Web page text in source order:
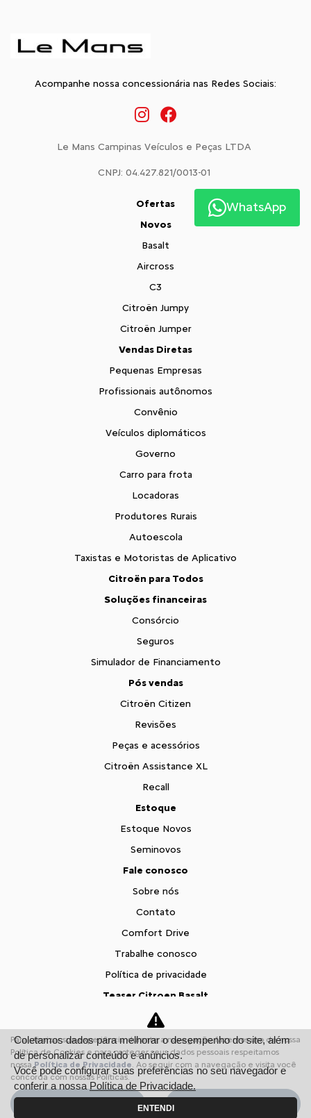
Acompanhe nossa concessionária nas Redes Sociais:
Le Mans Campinas Veículos e Peças LTDA
CNPJ: 04.427.821/0013-01
Ofertas
Novos
Basalt
Aircross
C3
Citroën Jumpy
Citroën Jumper
Vendas Diretas
Pequenas Empresas
Profissionais autônomos
Convênio
Veículos diplomáticos
Governo
Carro para frota
Locadoras
Produtores Rurais
Autoescola
Taxistas e Motoristas de Aplicativo
Citroën para Todos
Soluções financeiras
Consórcio
Seguros
Simulador de Financiamento
Pós vendas
Citroën Citizen
Revisões
Peças e acessórios
Citroën Assistance XL
Recall
Estoque
Estoque Novos
Seminovos
Fale conosco
Sobre nós
Contato
Comfort Drive
Trabalhe conosco
Política de privacidade
Teaser Citroen Basalt
Desacelere. Seu bem maior é a vida.
Desenvolvido pela DEALERSPACE ® Direitos Reservados.
WhatsApp
Para otimizar sua experiência durante a navegação, fazemos uso de nossa
Política de Cookies e para proteger seus dados pessoais respeitamos
nossaPolítica de Privacidade. Ao seguir com a navegação e visita você
concorda com nossas Políticas.
Variavel de email vai ser: Variavel de JS > g_ECObj.email
Variavel de telefone vai ser: Variavel de JS >
Coletamos dados para melhorar o desempenho do site, além
de personalizar conteúdo e anúncios.
Você pode configurar suas preferências no seu navegador e
conferir a nossa Política de Privacidade.
ENTENDI